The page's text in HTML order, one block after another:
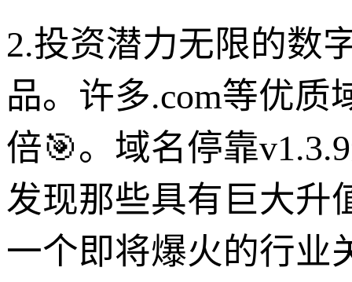
2.投资潜力无限的数
品。许多.com等优
倍🎯。域名停靠
发现那些具有巨大升
一个即将爆火的行业